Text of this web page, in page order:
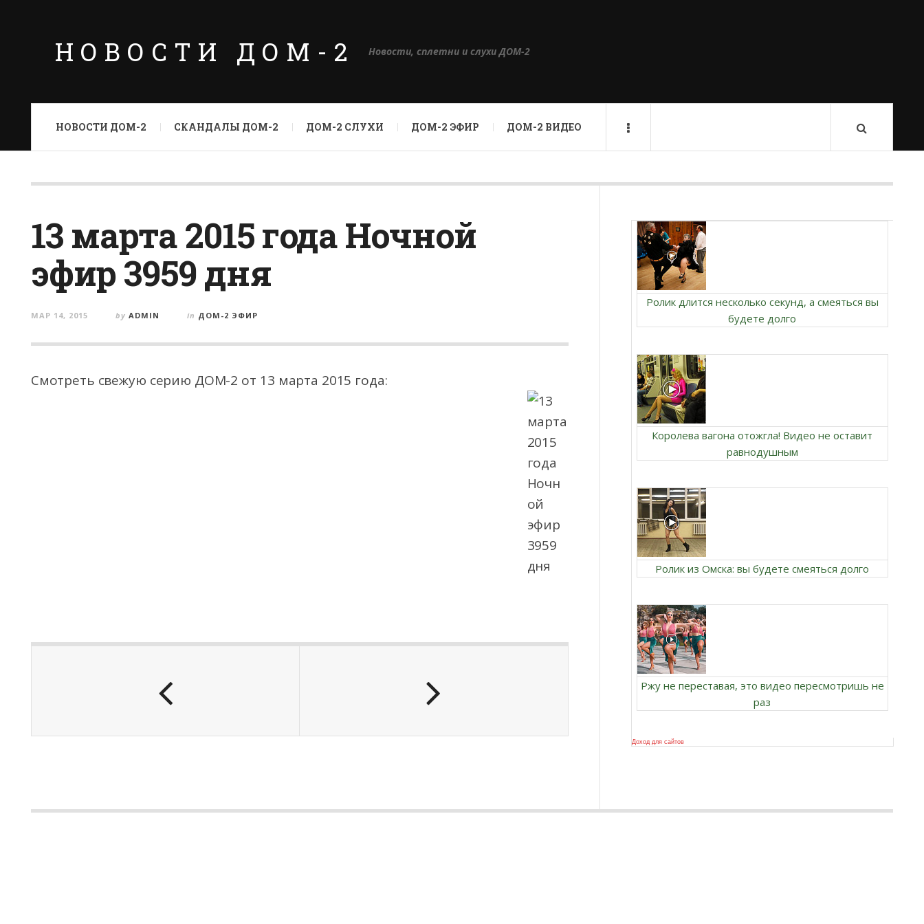
НОВОСТИ ДОМ-2 Новости, сплетни и слухи ДОМ-2
НОВОСТИ ДОМ-2 СКАНДАЛЫ ДОМ-2 ДОМ-2 СЛУХИ ДОМ-2 ЭФИР ДОМ-2 ВИДЕО
13 марта 2015 года Ночной
эфир 3959 дня
МАР 14, 2015 by ADMIN in ДОМ-2 ЭФИР
Смотреть свежую серию ДОМ-2 от 13 марта 2015 года:
Ролик длится несколько секунд, а смеяться вы
будете долго
Королева вагона отожгла! Видео не оставит
равнодушным
Ролик из Омска: вы будете смеяться долго
Ржу не переставая, это видео пересмотришь не
раз
Доход для сайтов